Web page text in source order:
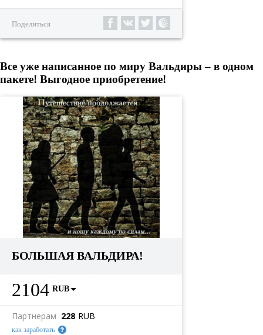
Поделиться
Все уже написанное по миру Вальдиры – в одном
пакете! Выгодное приобретение!
БОЛЬШАЯ ВАЛЬДИРА!
2104 RUB
Партнерам 228 RUB
как заработать